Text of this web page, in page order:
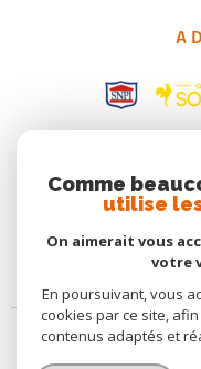
Comme
utilise
On aimerait vous
votre
En poursuivant, vous
cookies par ce site,
contenus adaptés et